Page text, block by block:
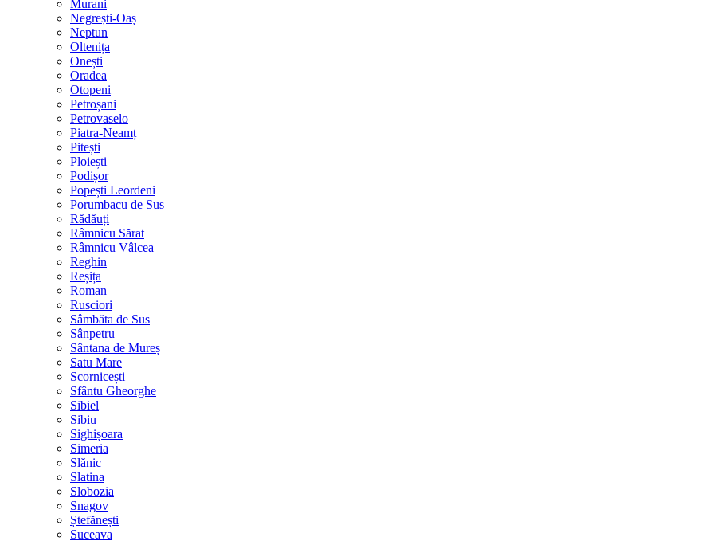
Murani
Negrești-Oaș
Neptun
Oltenița
Onești
Oradea
Otopeni
Petroșani
Petrovaselo
Piatra-Neamț
Pitești
Ploiești
Podișor
Popești Leordeni
Porumbacu de Sus
Rădăuți
Râmnicu Sărat
Râmnicu Vâlcea
Reghin
Reșița
Roman
Rusciori
Sâmbăta de Sus
Sânpetru
Sântana de Mureș
Satu Mare
Scornicești
Sfântu Gheorghe
Sibiel
Sibiu
Sighișoara
Simeria
Slănic
Slatina
Slobozia
Snagov
Ștefănești
Suceava